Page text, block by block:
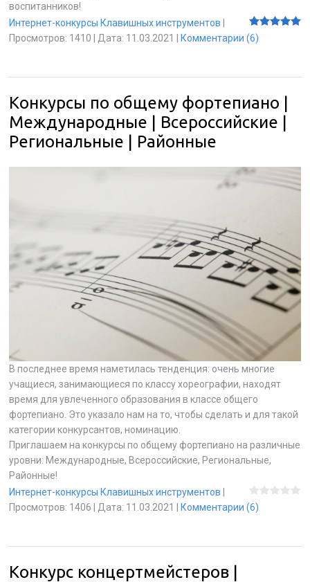
воспитанников!
Интернет-конкурсы Клавишных инструментов
Просмотров: 1410 Дата: 11.03.2021 Комментарии (6)
Конкурсы по общему фортепиано |
Международные | Всероссийские |
Региональные | Районные
В последнее время наметилась тенденция: очень многие
учащиеся, занимающиеся по классу хореографии, находят
время для увлеченного образования в классе общего
фортепиано. Это указало нам на то, чтобы сделать и для такой
категории конкурсантов, номинацию.
Приглашаем на конкурсы по общему фортепиано на различные
уровни: Международные, Всероссийские, Региональные,
Районные!
Интернет-конкурсы Клавишных инструментов
Просмотров: 1406 Дата: 11.03.2021 Комментарии (6)
Конкурс концертмейстеров |